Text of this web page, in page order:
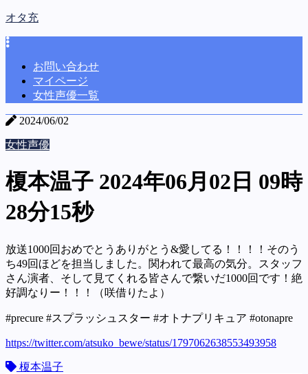
オタ充
お問い合わせ
マイページ
女性声優一覧
2024/06/02
女性声優
榎本温子 2024年06月02日 09時
28分15秒
放送1000回おめでとうありがとう&愛してる！！！！そのう
ち49回ほどを担当しました。関われて最高の気分。スタッフ
さん演者、そして見てくれる皆さんで繋いだ1000回です！絶
好調なりー！！！（咲借りたよ）
#precure #スプラッシュスター #オトナプリキュア #otonapre
https://twitter.com/atsuko_bewe/status/1797062638553493958
榎本温子